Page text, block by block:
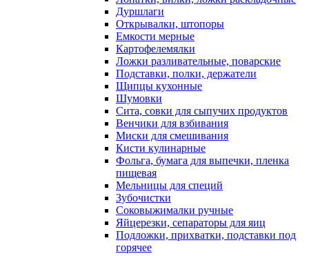
Дуршлаги
Открывалки, штопоры
Емкости мерные
Картофелемялки
Ложки разливательные, поварские
Подставки, полки, держатели
Щипцы кухонные
Шумовки
Сита, совки для сыпучих продуктов
Венчики для взбивания
Миски для смешивания
Кисти кулинарные
Фольга, бумага для выпечки, пленка
пищевая
Мельницы для специй
Зубочистки
Соковыжималки ручные
Яйцерезки, сепараторы для яиц
Подложки, прихватки, подставки под
горячее